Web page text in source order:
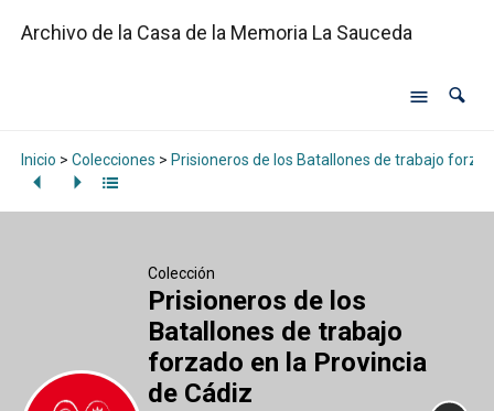
Archivo de la Casa de la Memoria La Sauceda
Inicio > Colecciones > Prisioneros de los Batallones de trabajo
Colección
Prisioneros de los
Batallones de trabajo
forzado en la Provincia
de Cádiz